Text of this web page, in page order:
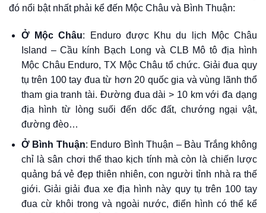
đó nổi bật nhất phải kể đến Mộc Châu và Bình Thuận:
Ở Mộc Châu: Enduro được Khu du lịch Mộc Châu
Island – Cầu kính Bạch Long và CLB Mô tô địa hình
Mộc Châu Enduro, TX Mộc Châu tổ chức. Giải đua quy
tụ trên 100 tay đua từ hơn 20 quốc gia và vùng lãnh thổ
tham gia tranh tài. Đường đua dài > 10 km với đa dạng
địa hình từ lòng suối đến dốc đất, chướng ngại vật,
đường đèo…
Ở Bình Thuận: Enduro Bình Thuận – Bàu Trắng không
chỉ là sân chơi thể thao kịch tính mà còn là chiến lược
quảng bá vẻ đẹp thiên nhiên, con người tỉnh nhà ra thế
giới. Giải giải đua xe địa hình này quy tụ trên 100 tay
đua cừ khôi trong và ngoài nước, điển hình có thể kể